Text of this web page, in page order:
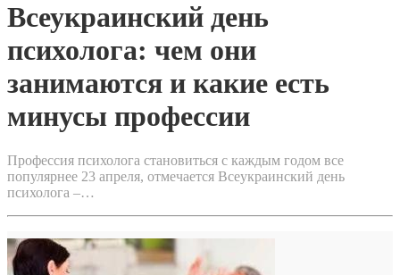
Всеукраинский день
психолога: чем они
занимаются и какие есть
минусы профессии
Профессия психолога становиться с каждым годом все
популярнее 23 апреля, отмечается Всеукраинский день
психолога –…